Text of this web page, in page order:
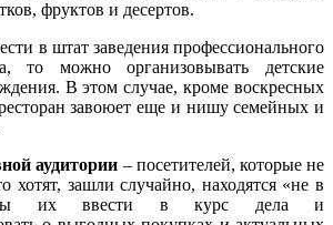
фруктов и десертов.
в штат заведения профессионального
то можно организовывать детские
В этом случае, кроме воскресных
завоюет еще и нишу семейных и
аудитории – посетителей, которые не
хотят, зашли случайно, находятся «не в
их ввести в курс дела и